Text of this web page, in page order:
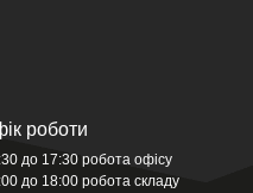
роботи
до 17:30 робота офісу
до 18:00 робота складу